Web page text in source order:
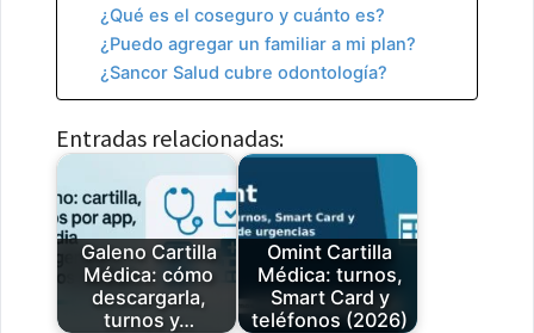
¿Qué es el coseguro y cuánto es?
¿Puedo agregar un familiar a mi plan?
¿Sancor Salud cubre odontología?
Entradas relacionadas:
Galeno Cartilla
Médica: cómo
descargarla,
turnos y…
Omint Cartilla
Médica: turnos,
Smart Card y
teléfonos (2026)